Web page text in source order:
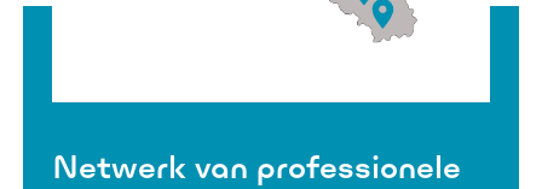
Netwerk van professionele